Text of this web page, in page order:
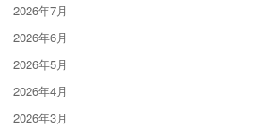
2026年7月
2026年6月
2026年5月
2026年4月
2026年3月